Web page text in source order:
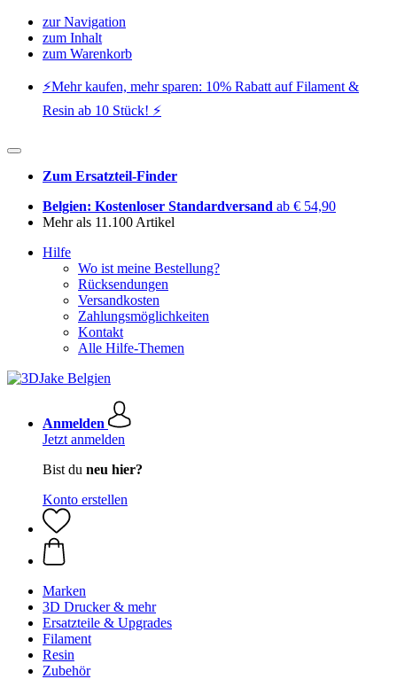
zur Navigation
zum Inhalt
zum Warenkorb
⚡️Mehr kaufen, mehr sparen: 10% Rabatt auf Filament &
Resin ab 10 Stück! ⚡️
Zum Ersatzteil-Finder
Belgien: Kostenloser Standardversand ab € 54,90
Mehr als 11.100 Artikel
Hilfe
Wo ist meine Bestellung?
Rücksendungen
Versandkosten
Zahlungsmöglichkeiten
Kontakt
Alle Hilfe-Themen
Anmelden
Jetzt anmelden
Bist du neu hier?
Konto erstellen
Marken
3D Drucker & mehr
Ersatzteile & Upgrades
Filament
Resin
Zubehör